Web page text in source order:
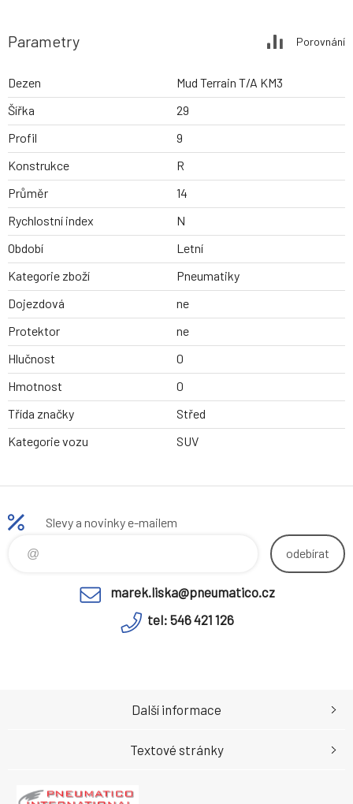
Parametry Porovnání
Dezen
Mud Terrain T/A KM3
Šířka
29
Profil
9
Konstrukce
R
Průměr
14
Rychlostní index
N
Období
Letní
Kategorie zboží
Pneumatiky
Dojezdová
ne
Protektor
ne
Hlučnost
0
Hmotnost
0
Třída značky
Střed
Kategorie vozu
SUV
Slevy a novinky e-mailem
odebírat
marek.liska@pneumatico.cz
tel: 546 421 126
Další informace
Textové stránky